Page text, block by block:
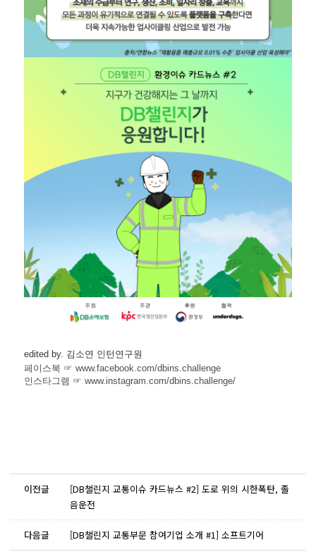
edited by. 김소연 인턴연구원
페이스북 ☞ www.facebook.com/dbins.challenge
인스타그램 ☞ www.instagram.com/dbins.challenge/
이전글
[DB챌린지 교통이슈 카드뉴스 #2] 도로 위의 시한폭탄, 졸
음운전
다음글 [DB챌린지 교통부문 참여기업 소개 #1] 소프트기어